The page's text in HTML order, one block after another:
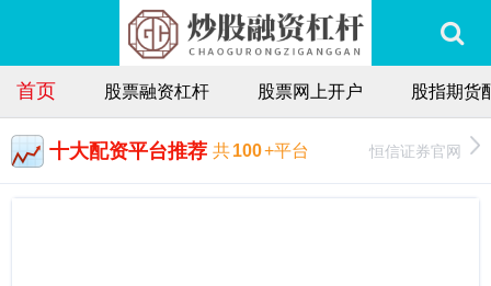
首页 股票融资杠杆 股票网上开户 股指期货
十大配资平台推荐 共100+平台 恒信证券官网